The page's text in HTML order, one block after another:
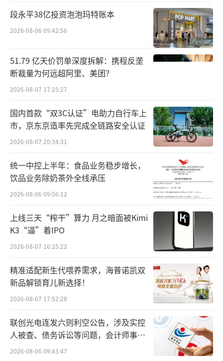
《办法》鼓励但并不强制金融机构单独设
立首席合规官和合规官。其中提到，金融机构
可以根据自身经营情况单独设立首席合规官、
合规官，也可以由金融机构负责人、省级（计
划单列市）分支机构或者一级分支机构负责人
兼任。
银行业的合规架构从“制度建设”全面转
向“实质落地”。信用卡中心单设合规官，正
是这一趋势的典型缩影。
信用卡中心罚单频现，合规触角向下延伸
近年来，银行业“严监管”的态势趋于常
态化，银行合规问题突出，信用卡业务也是高
发区。
蓝鲸新闻注意到，不久前的5月，北京金融
监管局对中国民生银行信用卡中心及相关责任
人作出行政处罚，合计罚款190万元，相关责任
人被警告并罚款5万元。
此次处罚披露四大违规事实：
一是业务制度建设存在缺失，信用卡资产
段永平38亿投资泡泡玛特账本
2026-08-06 09:42:56
51.79 亿天价罚单深度拆解：携程反垄
断裁量为何远超阿里、美团？
2026-08-07 17:25:27
国内首款“双3C认证”电助力自行车上
市，京东京造率先完成全链路安全认证
2026-08-07 20:34:31
统一中控上半年：食品业务稳步增长，
饮品业务除奶茶外全线承压
2026-08-06 09:56:12
上线三天“榨干”算力 月之暗面被Kimi
K3“逼”着IPO
2026-08-07 16:25:22
精准适配新生代喂养需求，海普诺凯双
新品解锁育儿新选择！
2026-08-07 17:52:28
联创光电连发六则利空公告，涉及实控
人被查、债务诉讼等问题，会计师事务
所曾出具“保留意见”
2026-08-06 09:43:47